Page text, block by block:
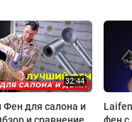
для салона и
и сравнение
фен с